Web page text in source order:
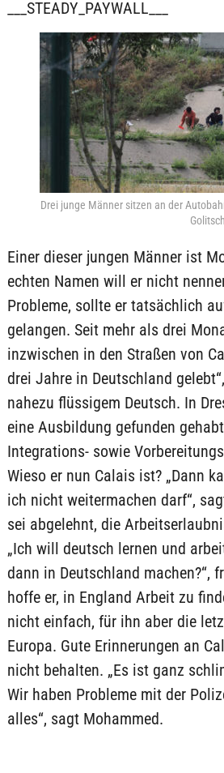
___STEADY_PAYWALL___
Drei junge Männer sitzen an der
Einer dieser jungen Männer ist
echten Namen will er nicht
Probleme, sollte er tatsächlich
gelangen. Seit mehr als drei
inzwischen in den Straßen von
drei Jahre in Deutschland
nahezu flüssigem Deutsch. In
eine Ausbildung gefunden
Integrations- sowie
Wieso er nun Calais ist? „Dann
ich nicht weitermachen darf“,
sei abgelehnt, die
„Ich will deutsch lernen und
dann in Deutschland machen?“,
hoffe er, in England Arbeit zu
nicht einfach, für ihn aber die
Europa. Gute Erinnerungen an
nicht behalten. „Es ist ganz
Wir haben Probleme mit der
alles“, sagt Mohammed.